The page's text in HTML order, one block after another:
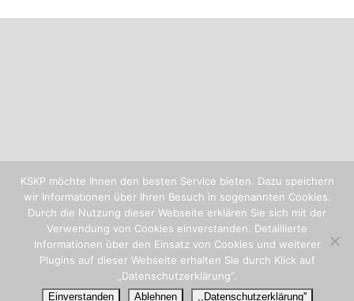
AGB Disclaimer
KSKP möchte Ihnen den besten Service bieten. Dazu speichern
wir Informationen über Ihren Besuch in sogenannten Cookies.
Durch die Nutzung dieser Webseite erklären Sie sich mit der
Verwendung von Cookies einverstanden. Detaillierte
Informationen über den Einsatz von Cookies und weiterer
Plugins auf dieser Webseite erhalten Sie durch Klick auf
„Datenschutzerklärung“.
Einverstanden Ablehnen ,,Datenschutzerklärung''